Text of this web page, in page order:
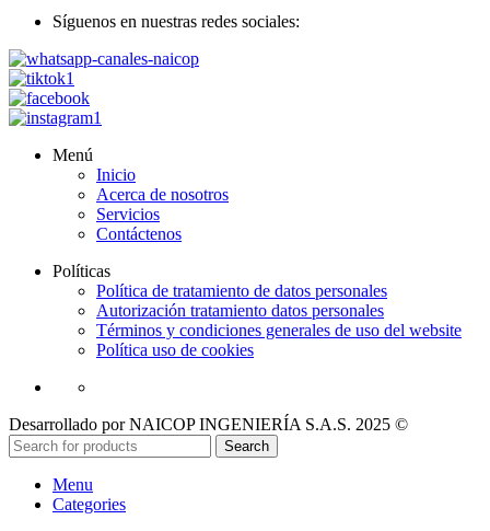
Síguenos en nuestras redes sociales:
Menú
Inicio
Acerca de nosotros
Servicios
Contáctenos
Políticas
Política de tratamiento de datos personales
Autorización tratamiento datos personales
Términos y condiciones generales de uso del website
Política uso de cookies
Desarrollado por NAICOP INGENIERÍA S.A.S. 2025 ©
Search
Menu
Categories